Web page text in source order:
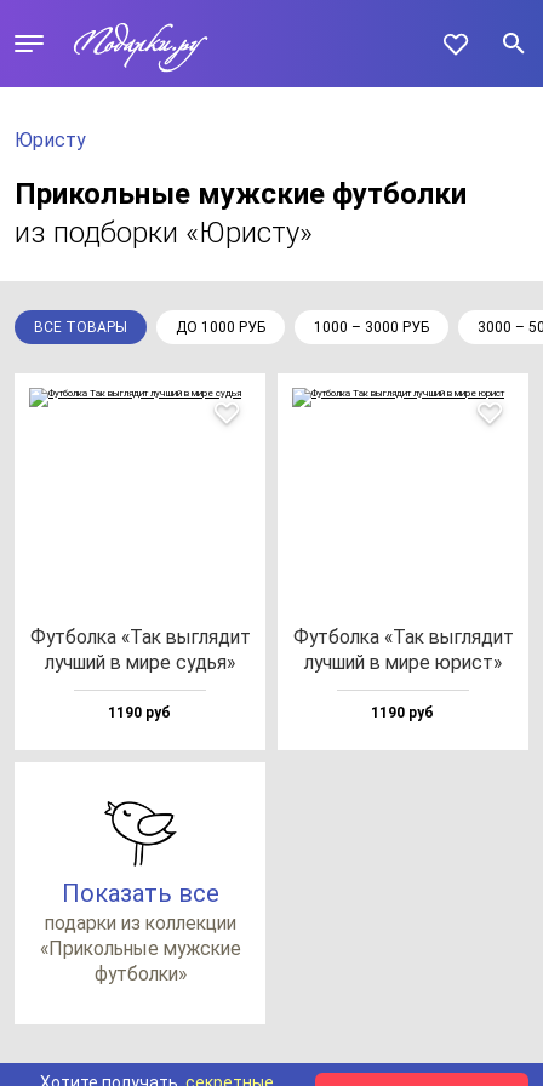
Юристу
Прикольные мужские футболки
из подборки «Юристу»
ВСЕ ТОВАРЫ ДО 1000 РУБ 1000 – 3000 РУБ 3000 –
Фут­бол­ка «Так выг­ля­дит
луч­ший в ми­ре судья»
1190 руб
Фут­бол­ка «Так выг­ля­дит
луч­ший в ми­ре юрист»
1190 руб
Показать все
по­дар­ки из кол­лек­ции
«При­коль­ные муж­ские
фут­бол­ки»
Хотите получать секретные